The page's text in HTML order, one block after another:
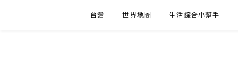
台灣 世界地圖 生活綜合小幫手